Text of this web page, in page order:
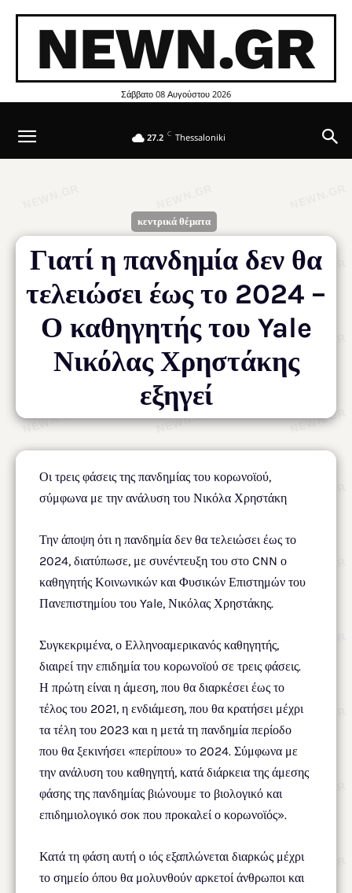
NEWN.GR
Σάββατο 08 Αυγούστου 2026
27.2 C Thessaloniki
κεντρικά θέματα
Γιατί η πανδημία δεν θα
τελειώσει έως το 2024 –
Ο καθηγητής του Yale
Νικόλας Χρηστάκης
εξηγεί
Οι τρεις φάσεις της πανδημίας του κορωνοϊού,
σύμφωνα με την ανάλυση του Νικόλα Χρηστάκη
Την άποψη ότι η πανδημία δεν θα τελειώσει έως το
2024, διατύπωσε, με συνέντευξη του στο CNN ο
καθηγητής Κοινωνικών και Φυσικών Επιστημών του
Πανεπιστημίου του Yale, Νικόλας Χρηστάκης.
Συγκεκριμένα, ο Ελληνοαμερικανός καθηγητής,
διαιρεί την επιδημία του κορωνοϊού σε τρεις φάσεις.
Η πρώτη είναι η άμεση, που θα διαρκέσει έως το
τέλος του 2021, η ενδιάμεση, που θα κρατήσει μέχρι
τα τέλη του 2023 και η μετά τη πανδημία περίοδο
που θα ξεκινήσει «περίπου» το 2024. Σύμφωνα με
την ανάλυση του καθηγητή, κατά διάρκεια της άμεσης
φάσης της πανδημίας βιώνουμε το βιολογικό και
επιδημιολογικό σοκ που προκαλεί ο κορωνοϊός».
Κατά τη φάση αυτή ο ιός εξαπλώνεται διαρκώς μέχρι
το σημείο όπου θα μολυνθούν αρκετοί άνθρωποι και